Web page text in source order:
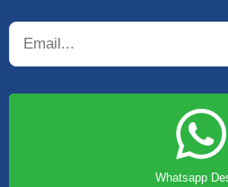
Whatsapp